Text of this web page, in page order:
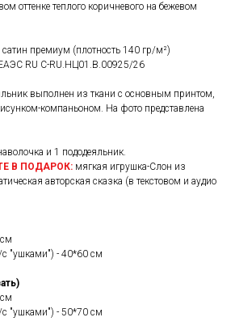
оттенке теплого коричневого на бежевом
премиум (плотность 140 гр/м²)
RU C-RU.НЦ01.В.00925/26
выполнен из ткани с основным принтом,
компаньоном. На фото представлена
и 1 пододеяльник.
В ПОДАРОК: мягкая игрушка-Слон из
авторская сказка (в текстовом и аудио
с "ушками") - 40*60 см
с "ушками") - 50*70 см